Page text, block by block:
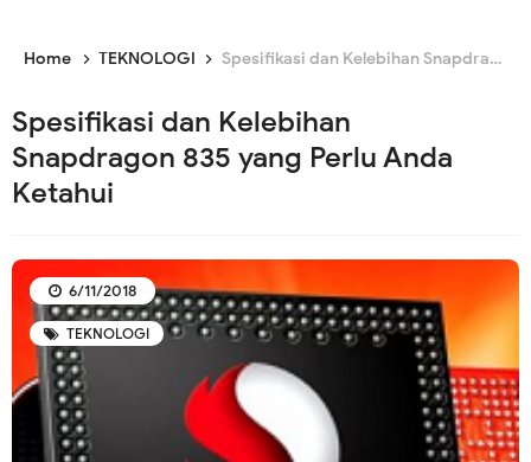
Home TEKNOLOGI Spesifikasi dan Kelebihan Snapdragon 835 yang Perlu Anda Ketahui
Spesifikasi dan Kelebihan
Snapdragon 835 yang Perlu Anda
Ketahui
TEKNOLOGI
6/11/2018